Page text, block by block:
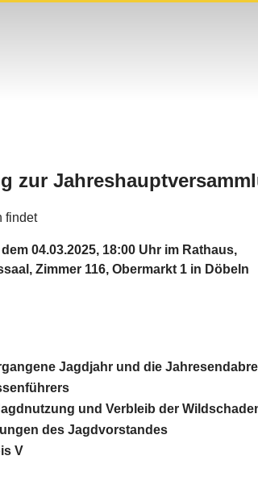
findet
04.03.2025, 18:00 Uhr im Rathaus,
Zimmer 116, Obermarkt 1 in Döbeln
Jagdjahr und die
und Verbleib der
des Jagdvorstandes
V